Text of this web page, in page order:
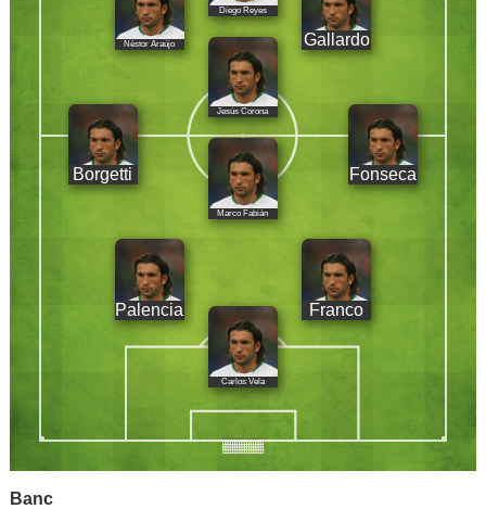
Néstor Araújo
Diego Reyes
Gallardo
Jesús Corona
Borgetti Fonseca
Marco Fabián
Palencia Franco
Carlos Vela
Banc